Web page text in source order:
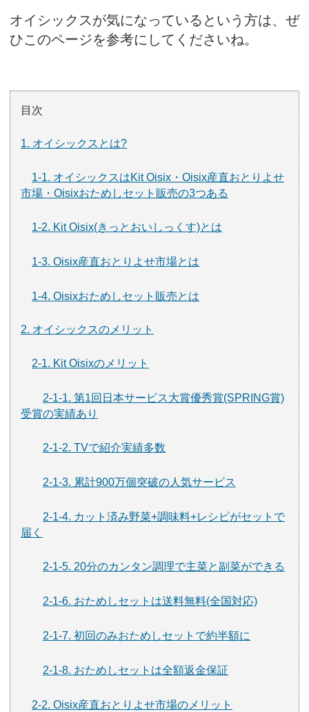
オイシックスが気になっているという方は、ぜ
ひこのページを参考にしてくださいね。
目次
1. オイシックスとは?
1-1. オイシックスはKit Oisix・Oisix産直おとりよせ
市場・Oisixおためしセット販売の3つある
1-2. Kit Oisix(きっとおいしっくす)とは
1-3. Oisix産直おとりよせ市場とは
1-4. Oisixおためしセット販売とは
2. オイシックスのメリット
2-1. Kit Oisixのメリット
2-1-1. 第1回日本サービス大賞優秀賞(SPRING賞)
受賞の実績あり
2-1-2. TVで紹介実績多数
2-1-3. 累計900万個突破の人気サービス
2-1-4. カット済み野菜+調味料+レシピがセットで
届く
2-1-5. 20分のカンタン調理で主菜と副菜ができる
2-1-6. おためしセットは送料無料(全国対応)
2-1-7. 初回のみおためしセットで約半額に
2-1-8. おためしセットは全額返金保証
2-2. Oisix産直おとりよせ市場のメリット